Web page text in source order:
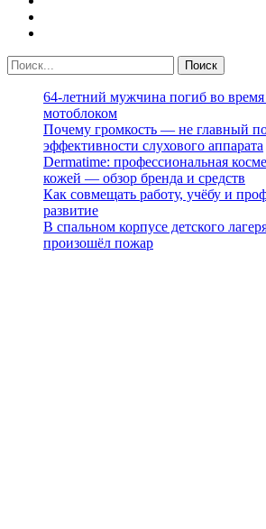
64-летний мужчина погиб во
мотоблоком
Почему громкость — не главный
эффективности слухового аппарата
Dermatime: профессиональная
кожей — обзор бренда и средств
Как совмещать работу, учёбу и
развитие
В спальном корпусе детского
произошёл пожар